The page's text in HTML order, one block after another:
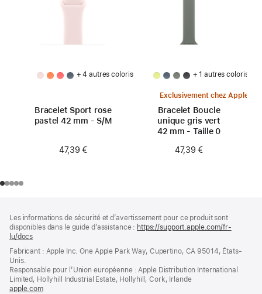
+ 4 autres coloris
Bracelet Sport rose
pastel 42 mm - S/M
47,39 €
+ 1 autres coloris
Exclusivement chez Apple
Bracelet Boucle
unique gris vert
42 mm - Taille 0
47,39 €
de
page
de
bas
de
page
Les informations de sécurité et d’avertissement pour ce produit sont
disponibles dans le guide d’assistance : https://support.apple.com/fr-
lu/docs
une
fenêtre)
Fabricant : Apple Inc. One Apple Park Way, Cupertino, CA 95014, États-
Unis.
Responsable pour l’Union européenne : Apple Distribution International
Limited, Hollyhill Industrial Estate, Hollyhill, Cork, Irlande
apple.com(s’ouvre